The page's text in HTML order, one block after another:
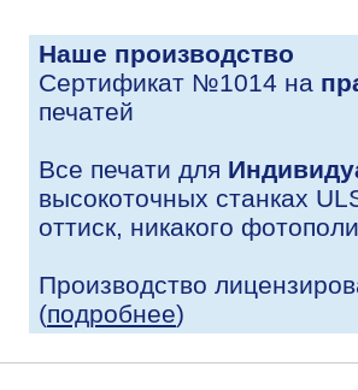
Наше производство
Сертификат №1014 на
печатей
Все печати для
высокоточных станках
оттиск, никакого
Производство
(подробнее)